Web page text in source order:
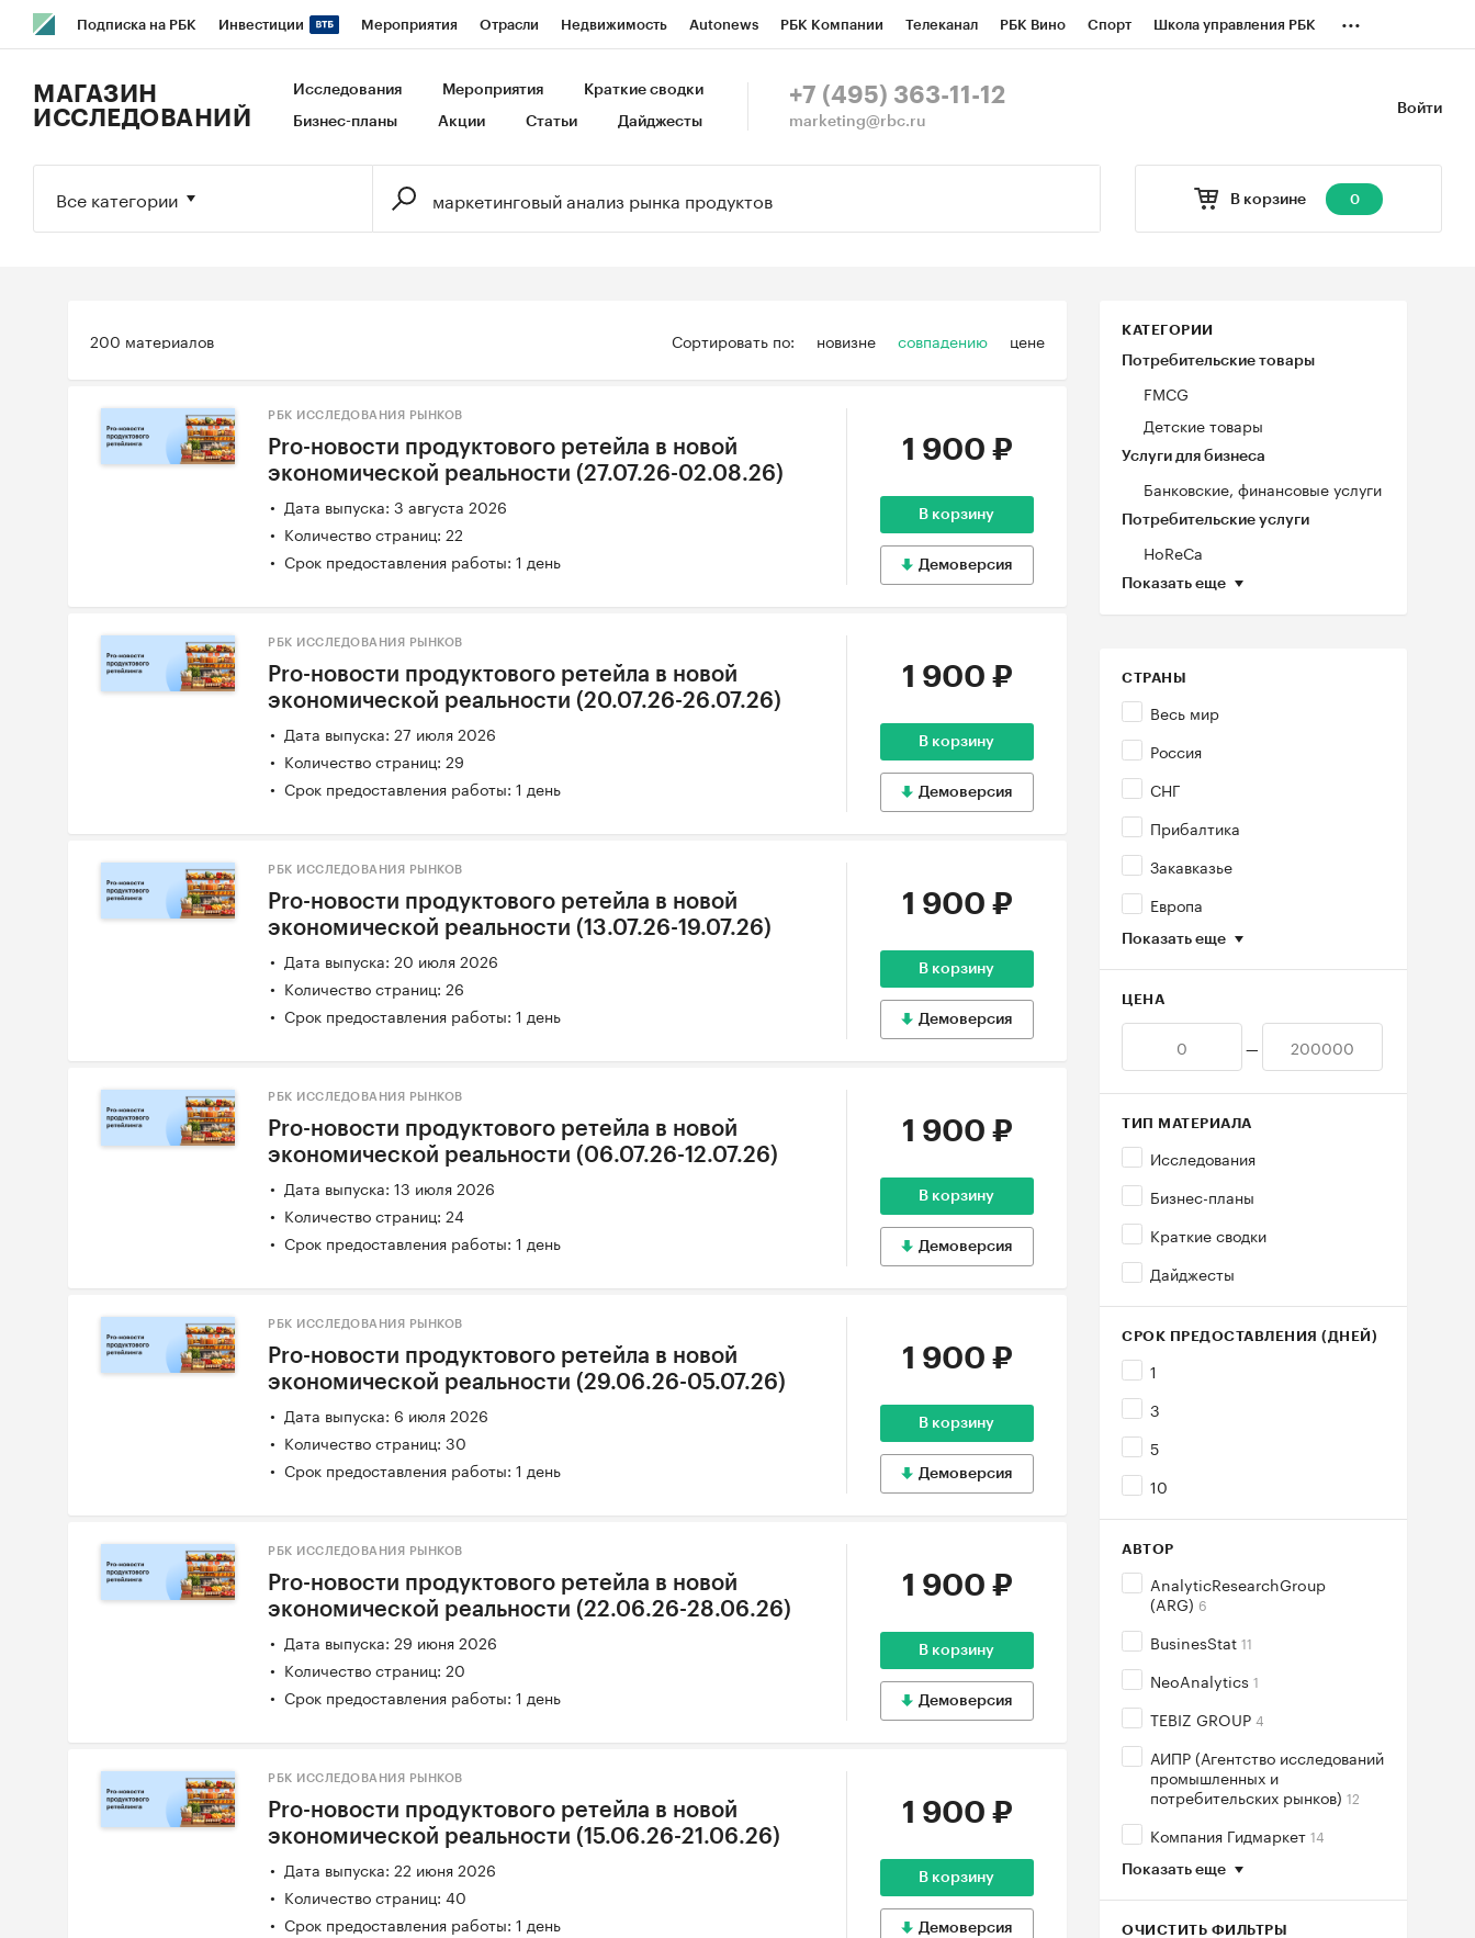
Подписка на РБК Инвестиции Мероприятия Отрасли Недвижимость Autonews РБК Компании Телеканал РБК Вино Спорт Школа управления РБК
Исследования Кредитные рейтинги Франшизы Газета Спецпроекты СПб Конференции СПб Спецпроекты
...
Войти
МАГАЗИН
ИССЛЕДОВАНИЙ
Исследования Мероприятия Краткие сводки
Бизнес-планы Акции Статьи Дайджесты
+7 (495) 363-11-12
marketing@rbc.ru
В корзине 0
Все категории
Сортировать по: новизне совпадению цене
200 материалов КАТЕГОРИИ
Потребительские товары
FMCG
Детские товары
Услуги для бизнеса
Банковские, финансовые услуги
Потребительские услуги
HoReCa
Показать еще
СТРАНЫ
Весь мир
Россия
СНГ
Прибалтика
Закавказье
Европа
Показать еще
ЦЕНА
—
ТИП МАТЕРИАЛА
Исследования
Бизнес-планы
Краткие сводки
Дайджесты
СРОК ПРЕДОСТАВЛЕНИЯ (ДНЕЙ)
1
3
5
10
АВТОР
AnalyticResearchGroup
(ARG) 6
BusinesStat 11
NeoAnalytics 1
TEBIZ GROUP 4
АИПР (Агентство исследований
промышленных и
потребительских рынков) 12
Компания Гидмаркет 14
Показать еще
ОЧИСТИТЬ ФИЛЬТРЫ
РБК ИССЛЕДОВАНИЯ РЫНКОВ
Pro-новости продуктового ретейла в новой
экономической реальности (27.07.26-02.08.26)
Дата выпуска: 3 августа 2026
Количество страниц: 22
Срок предоставления работы: 1 день
1 900 ₽
В корзину
Демоверсия
РБК ИССЛЕДОВАНИЯ РЫНКОВ
Pro-новости продуктового ретейла в новой
экономической реальности (20.07.26-26.07.26)
Дата выпуска: 27 июля 2026
Количество страниц: 29
Срок предоставления работы: 1 день
1 900 ₽
В корзину
Демоверсия
РБК ИССЛЕДОВАНИЯ РЫНКОВ
Pro-новости продуктового ретейла в новой
экономической реальности (13.07.26-19.07.26)
Дата выпуска: 20 июля 2026
Количество страниц: 26
Срок предоставления работы: 1 день
1 900 ₽
В корзину
Демоверсия
РБК ИССЛЕДОВАНИЯ РЫНКОВ
Pro-новости продуктового ретейла в новой
экономической реальности (06.07.26-12.07.26)
Дата выпуска: 13 июля 2026
Количество страниц: 24
Срок предоставления работы: 1 день
1 900 ₽
В корзину
Демоверсия
РБК ИССЛЕДОВАНИЯ РЫНКОВ
Pro-новости продуктового ретейла в новой
экономической реальности (29.06.26-05.07.26)
Дата выпуска: 6 июля 2026
Количество страниц: 30
Срок предоставления работы: 1 день
1 900 ₽
В корзину
Демоверсия
РБК ИССЛЕДОВАНИЯ РЫНКОВ
Pro-новости продуктового ретейла в новой
экономической реальности (22.06.26-28.06.26)
Дата выпуска: 29 июня 2026
Количество страниц: 20
Срок предоставления работы: 1 день
1 900 ₽
В корзину
Демоверсия
РБК ИССЛЕДОВАНИЯ РЫНКОВ
Pro-новости продуктового ретейла в новой
экономической реальности (15.06.26-21.06.26)
Дата выпуска: 22 июня 2026
Количество страниц: 40
Срок предоставления работы: 1 день
1 900 ₽
В корзину
Демоверсия